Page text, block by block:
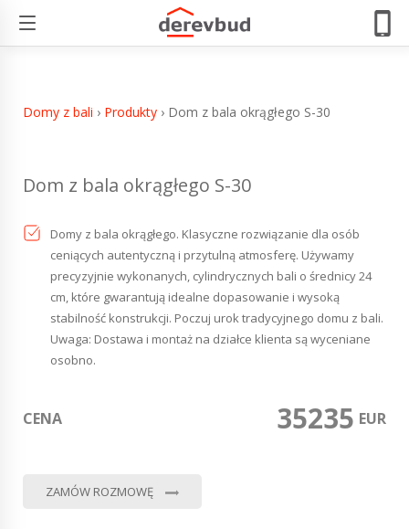
Dom z bala okrągłego S-30
Domy z bali › Produkty › Dom z bala okrągłego S-30
Dom z bala okrągłego S-30
Domy z bala okrągłego. Klasyczne rozwiązanie dla osób
ceniących autentyczną i przytulną atmosferę. Używamy
precyzyjnie wykonanych, cylindrycznych bali o średnicy 24
cm, które gwarantują idealne dopasowanie i wysoką
stabilność konstrukcji. Poczuj urok tradycyjnego domu z bali.
Uwaga: Dostawa i montaż na działce klienta są wyceniane
osobno.
CENA 35235 EUR
ZAMÓW ROZMOWĘ